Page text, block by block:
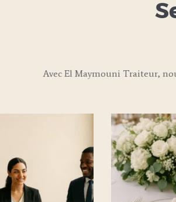
Avec El Maymouni Traiteur,